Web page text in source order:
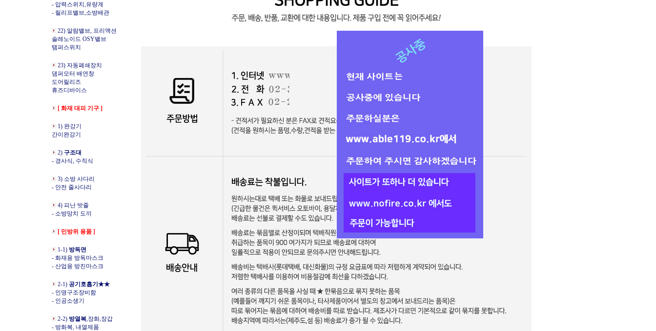
- 압력스위치,유량계
- 릴리프밸브,소방배관
22) 알람밸브, 프리액션
솔레노이드 OSY밸브
탬퍼스위치
23) 자동폐쇄장치
댐퍼모터 배연창
도어릴리즈
휴즈디바이스
[ 화재 대피 기구 ]
1) 완강기
간이완강기
2) 구조대
- 경사식, 수직식
3) 소방 사다리
- 안전 줄사다리
4) 피난 밧줄
- 소방망치 도끼
[ 민방위 용품 ]
1-1) 방독면
- 화재용 방독마스크
- 산업용 방진마스크
2-1) 공기호흡기★★
- 인명구조장비함
- 인공소생기
2-2) 방열복,장화,장갑
- 방화복, 내열제품